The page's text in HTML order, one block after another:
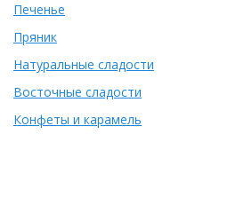
Печенье
Пряник
Натуральные сладости
Восточные сладости
Конфеты и карамель